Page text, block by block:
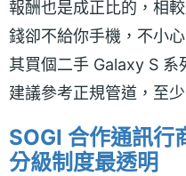
報酬也是成正比的，相
錢卻不給你手機，不小
其買個二手 Galaxy S
建議參考正規管道，至
SOGI 合作通訊行
分級制度最透明